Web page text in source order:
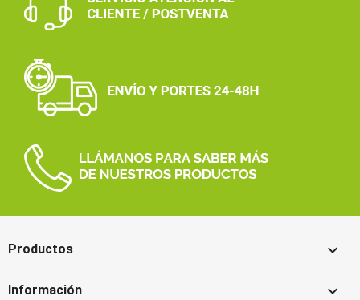
Productos 
Información 